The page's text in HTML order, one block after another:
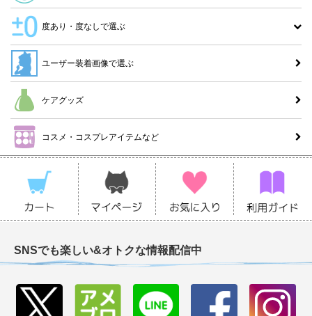
度あり・度なしで選ぶ
ユーザー装着画像で選ぶ
ケアグッズ
コスメ・コスプレアイテムなど
SNSでも楽しい&オトクな情報配信中